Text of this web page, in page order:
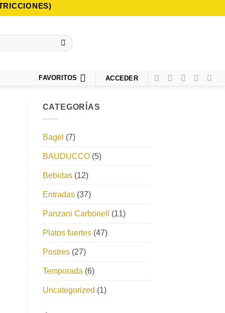
FAVORITOS ACCEDER
CATEGORÍAS
Bagel (7)
BAUDUCCO(5)
Bebidas(12)
Entradas(37)
Panzani Carbonell (11)
Platos fuertes(47)
Postres(27)
Temporada (6)
Uncategorized (1)